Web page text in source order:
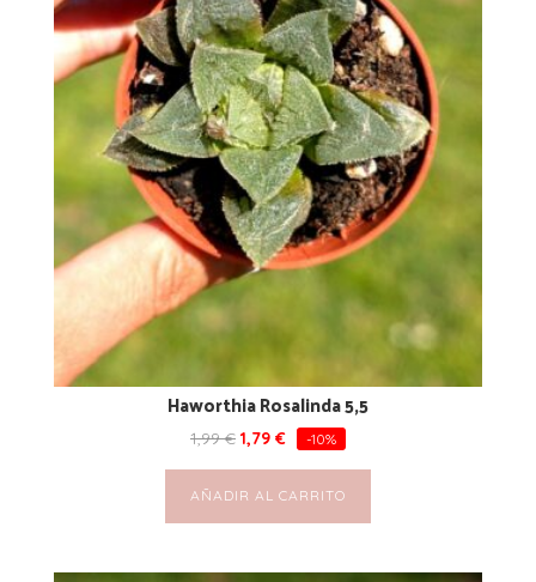
Haworthia Rosalinda 5,5
1,99€ 1,79 € -10%
AÑADIR AL CARRITO